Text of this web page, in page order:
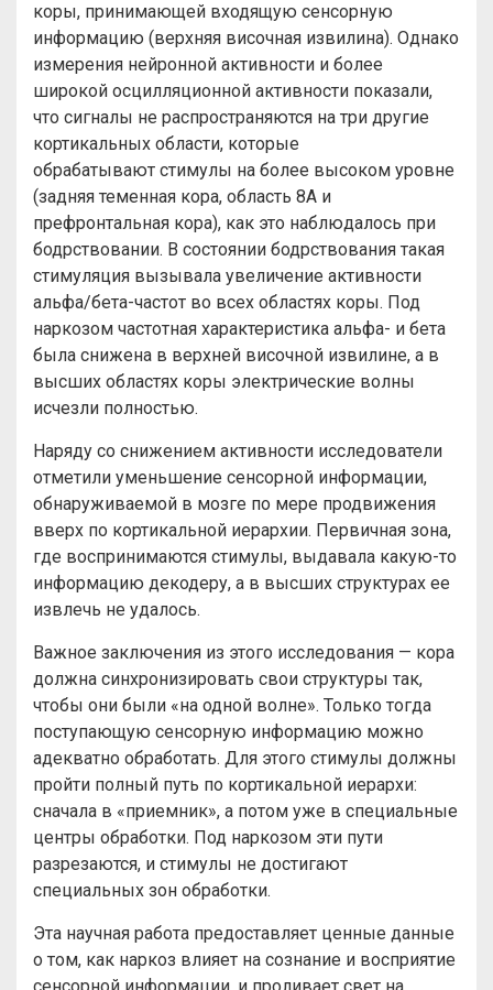
коры, принимающей входящую сенсорную
информацию (верхняя височная извилина). Однако
измерения нейронной активности и более
широкой осцилляционной активности показали,
что сигналы не распространяются на три другие
кортикальных области, которые
обрабатывают стимулы на более высоком уровне
(задняя теменная кора, область 8A и
префронтальная кора), как это наблюдалось при
бодрствовании. В состоянии бодрствования такая
стимуляция вызывала увеличение активности
альфа/бета-частот во всех областях коры. Под
наркозом частотная характеристика альфа- и бета
была снижена в верхней височной извилине, а в
высших областях коры электрические волны
исчезли полностью.
Наряду со снижением активности исследователи
отметили уменьшение сенсорной информации,
обнаруживаемой в мозге по мере продвижения
вверх по кортикальной иерархии. Первичная зона,
где воспринимаются стимулы, выдавала какую-то
информацию декодеру, а в высших структурах ее
извлечь не удалось.
Важное заключения из этого исследования — кора
должна синхронизировать свои структуры так,
чтобы они были «на одной волне». Только тогда
поступающую сенсорную информацию можно
адекватно обработать. Для этого стимулы должны
пройти полный путь по кортикальной иерархи:
сначала в «приемник», а потом уже в специальные
центры обработки. Под наркозом эти пути
разрезаются, и стимулы не достигают
специальных зон обработки.
Эта научная работа предоставляет ценные данные
о том, как наркоз влияет на сознание и восприятие